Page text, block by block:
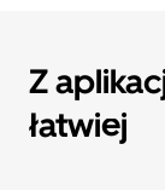
Z
łatwiej